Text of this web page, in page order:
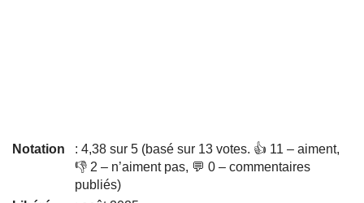
Notation
: 4,38 sur 5 (basé sur 13 votes. 👍 11 – aiment,
👎 2 – n’aiment pas, 💬 0 – commentaires
publiés)